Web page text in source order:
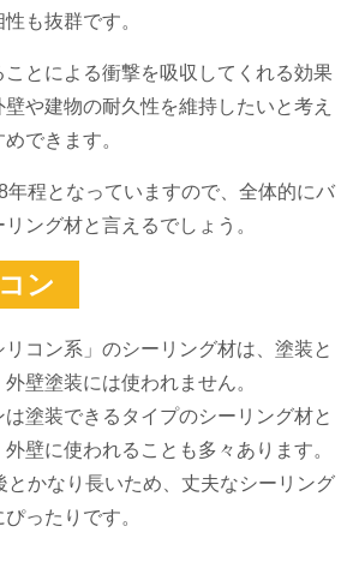
も抜群です。
とによる衝撃を吸収してくれる効果
や建物の耐久性を維持したいと考え
できます。
年程となっていますので、全体的にバ
ング材と言えるでしょう。
ン
コン系」のシーリング材は、塗装と
壁塗装には使われません。
塗装できるタイプのシーリング材と
壁に使われることも多々あります。
とかなり長いため、丈夫なシーリング
ったりです。